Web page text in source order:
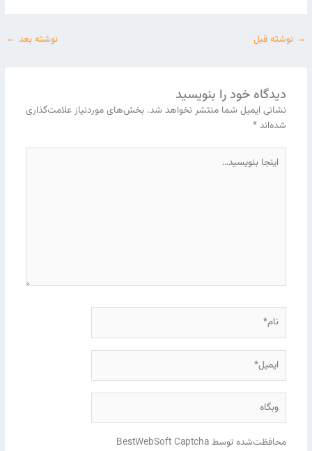
→ نوشته قبل نوشته بعد ←
دیدگاه‌ خود را بنویسید
نشانی ایمیل شما منتشر نخواهد شد. بخش‌های موردنیاز علامت‌گذاری
شده‌اند*
بنویسید…
نام*
وبگاه
محافظت‌شده توسط BestWebSoft Captcha